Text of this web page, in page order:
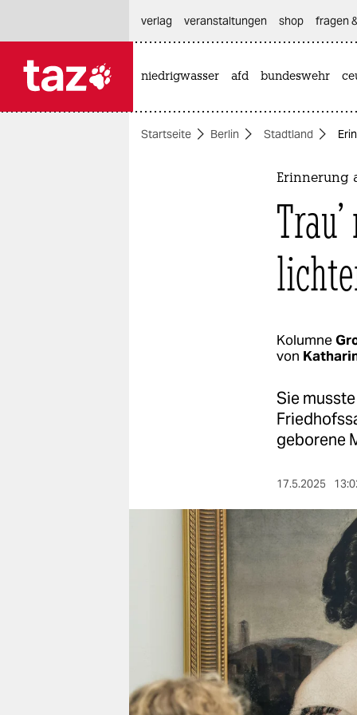
themen
veranstaltungen
fragen & hilfe
unterstützen
genossenschaft
verlag
veranstaltungen shop fragen
niedrigwasser afd bundeswehr
Startseite Berlin Stadtland
Erinnerung
Kolumne
von
Sie
geborene
17.5.2025